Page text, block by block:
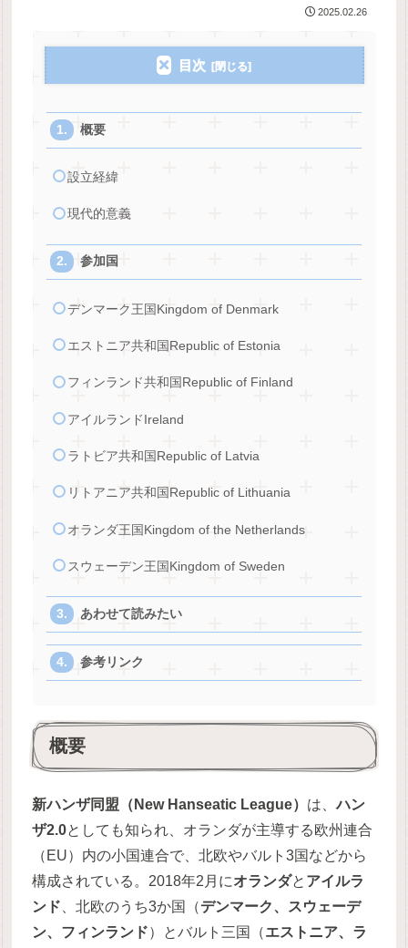
2025.02.26
目次
概要
設立経緯
現代的意義
参加国
デンマーク王国Kingdom of Denmark
エストニア共和国Republic of Estonia
フィンランド共和国Republic of Finland
アイルランドIreland
ラトビア共和国Republic of Latvia
リトアニア共和国Republic of Lithuania
オランダ王国Kingdom of the Netherlands
スウェーデン王国Kingdom of Sweden
あわせて読みたい
参考リンク
概要
新ハンザ同盟（New Hanseatic League） は、ハン
ザ2.0としても知られ、オランダが主導する欧州連合
（EU）内の小国連合で、北欧やバルト3国などから
構成されている。2018年2月にオランダと アイルラ
ンド 、北欧のうち3か国（デンマーク、スウェーデ
ン、フィンランド）とバルト三国（エストニア、ラ